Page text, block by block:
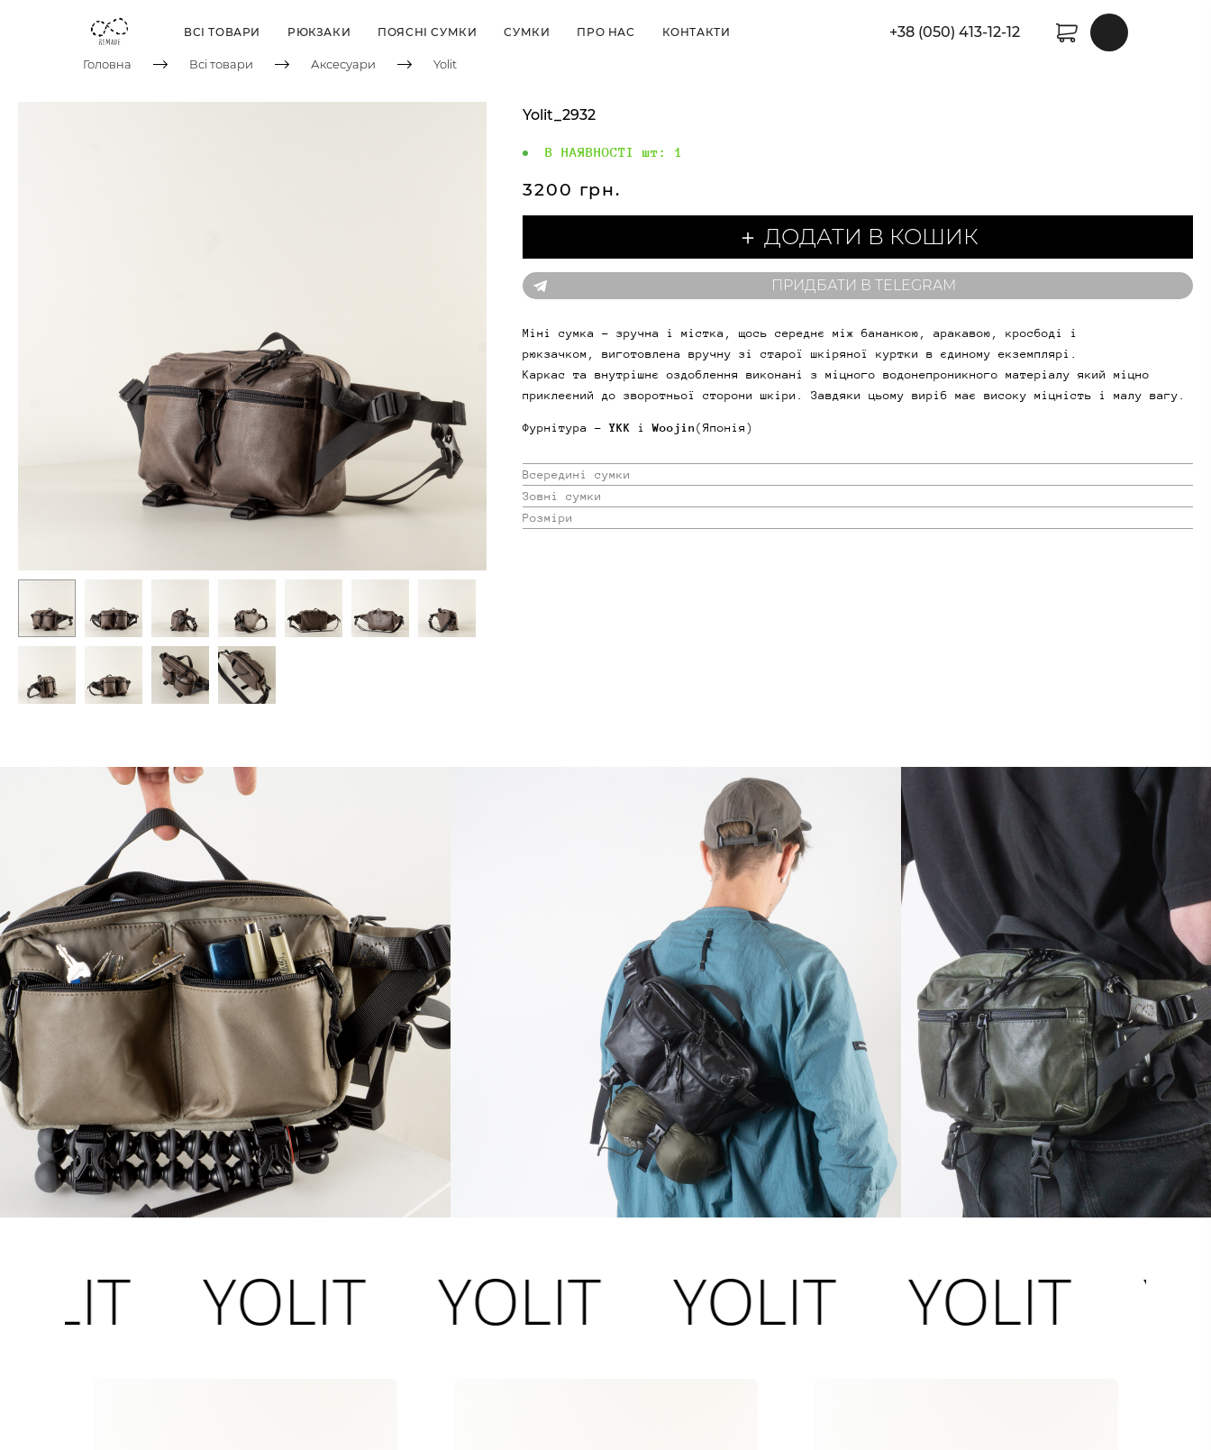
ВСІ ТОВАРИ РЮКЗАКИ ПОЯСНІ СУМКИ СУМКИ ПРО НАС КОНТАКТИ +38 (050) 413-12-12
Головна Всі товари Аксесуари Yolit
Yolit_2932
В НАЯВНОСТІ шт: 1
3200 грн.
＋ ДОДАТИ В КОШИК
ПРИДБАТИ В TELEGRAM
Міні сумка - зручна і містка, щось середнє між бананкою, аракавою, кросбоді і
рюкзачком, виготовлена вручну зі старої шкіряної куртки в єдиному екземплярі.
Каркас та внутрішнє оздоблення виконані з міцного водонепроникного матеріалу який міцно
приклеєний до зворотньої сторони шкіри. Завдяки цьому виріб має високу міцність і малу вагу.
Фурнітура -YKK іWoojin (Японія)
Всередині сумки
Зовні сумки
Розміри
YOLIT YOLIT YOLIT YOLIT YOLIT